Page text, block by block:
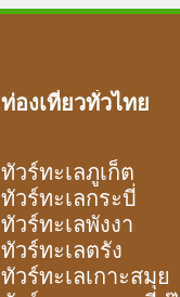
ท่องเที่ยวทั่วไทย
ทัวร์ทะเลภูเก็ต
ทัวร์ทะเลกระบี่
ทัวร์ทะเลพังงา
ทัวร์ทะเลตรัง
ทัวร์ทะเลเกาะสมุย